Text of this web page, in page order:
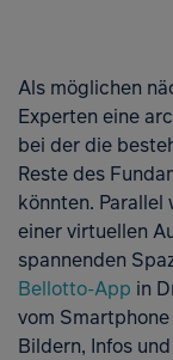
Als möglichen
Experten eine
bei der die
Reste des
könnten. Parallel
einer virtuellen
spannenden
Bellotto-App in
vom
Bildern, Infos